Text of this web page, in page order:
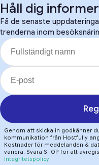
Håll dig
Få de senaste
trenderna inom
Genom att skicka in godkänner
kommunikation från Hostfully
Kostnader för meddelanden &
variera. Svara STOP för att
Integritetspolicy.